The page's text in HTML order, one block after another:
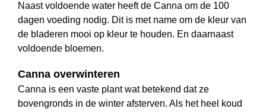
Naast voldoende water heeft de Canna om de 100
dagen voeding nodig. Dit is met name om de kleur van
de bladeren mooi op kleur te houden. En daarnaast
voldoende bloemen.
Canna overwinteren
Canna is een vaste plant wat betekend dat ze
bovengronds in de winter afsterven. Als het heel koud